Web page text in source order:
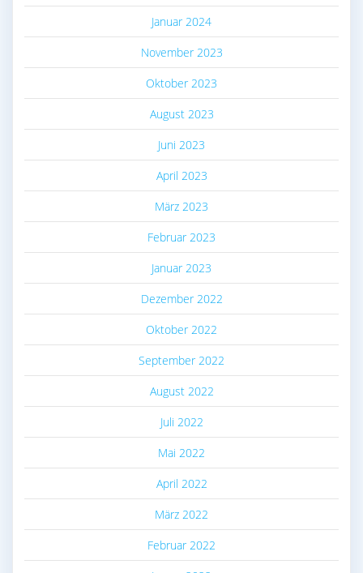
Januar 2024
November 2023
Oktober 2023
August 2023
Juni 2023
April 2023
März 2023
Februar 2023
Januar 2023
Dezember 2022
Oktober 2022
September 2022
August 2022
Juli 2022
Mai 2022
April 2022
März 2022
Februar 2022